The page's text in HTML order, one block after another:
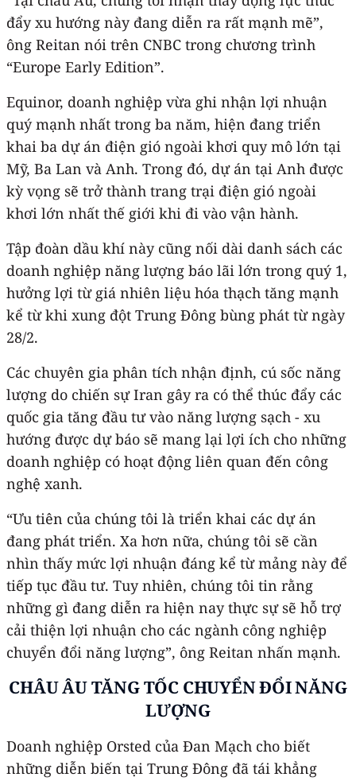
đẩy xu hướng này đang diễn ra rất mạnh mẽ”,
ông Reitan nói trên CNBC trong chương trình
“Europe Early Edition”.
Equinor, doanh nghiệp vừa ghi nhận lợi nhuận
quý mạnh nhất trong ba năm, hiện đang triển
khai ba dự án điện gió ngoài khơi quy mô lớn tại
Mỹ, Ba Lan và Anh. Trong đó, dự án tại Anh được
kỳ vọng sẽ trở thành trang trại điện gió ngoài
khơi lớn nhất thế giới khi đi vào vận hành.
Tập đoàn dầu khí này cũng nối dài danh sách các
doanh nghiệp năng lượng báo lãi lớn trong quý 1,
hưởng lợi từ giá nhiên liệu hóa thạch tăng mạnh
kể từ khi xung đột Trung Đông bùng phát từ ngày
28/2.
Các chuyên gia phân tích nhận định, cú sốc năng
lượng do chiến sự Iran gây ra có thể thúc đẩy các
quốc gia tăng đầu tư vào năng lượng sạch - xu
hướng được dự báo sẽ mang lại lợi ích cho những
doanh nghiệp có hoạt động liên quan đến công
nghệ xanh.
“Ưu tiên của chúng tôi là triển khai các dự án
đang phát triển. Xa hơn nữa, chúng tôi sẽ cần
nhìn thấy mức lợi nhuận đáng kể từ mảng này để
tiếp tục đầu tư. Tuy nhiên, chúng tôi tin rằng
những gì đang diễn ra hiện nay thực sự sẽ hỗ trợ
cải thiện lợi nhuận cho các ngành công nghiệp
chuyển đổi năng lượng”, ông Reitan nhấn mạnh.
CHÂU ÂU TĂNG TỐC CHUYỂN ĐỔI NĂNG
LƯỢNG
Doanh nghiệp Orsted của Đan Mạch cho biết
những diễn biến tại Trung Đông đã tái khẳng